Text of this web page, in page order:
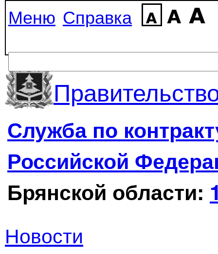
Меню Справка
Служба по
Российской
Брянской области:
Новости